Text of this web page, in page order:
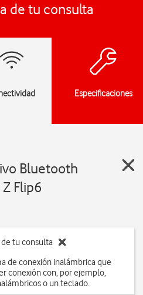
de tu consulta
Especificaciones
Bluetooth
Flip6
tu consulta
de conexión inalámbrica que
conexión con, por ejemplo,
o un teclado.